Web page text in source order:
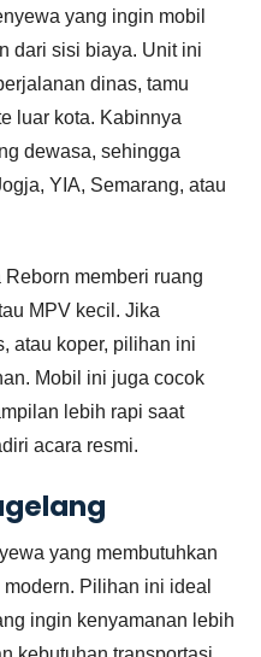
yang ingin mobil
dari sisi biaya. Unit ini
dinas, tamu
luar kota. Kabinnya
dewasa, sehingga
YIA, Semarang, atau
memberi ruang
MPV kecil. Jika
atau koper, pilihan ini
Mobil ini juga cocok
lebih rapi saat
acara resmi.
yang membutuhkan
Pilihan ini ideal
ingin kenyamanan lebih